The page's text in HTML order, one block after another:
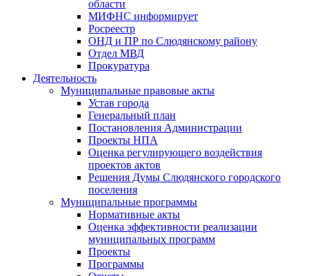
области
МИФНС информирует
Росреестр
ОНД и ПР по Слюдянскому району
Отдел МВД
Прокуратура
Деятельность
Муниципальные правовые акты
Устав города
Генеральный план
Постановления Администрации
Проекты НПА
Оценка регулирующего воздействия
проектов актов
Решения Думы Слюдянского городского
поселения
Муниципальные программы
Нормативные акты
Оценка эффективности реализации
муниципальных программ
Проекты
Программы